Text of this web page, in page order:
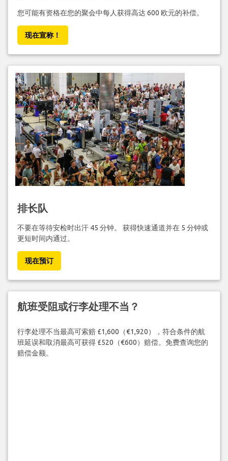
您可能有资格在您的聚会中每人获得高达 600 欧元的补偿。
现在宣称！
排长队
不要在等待安检时出汗 45 分钟。 获得快速通道并在 5 分钟或
更短时间内通过。
现在预订
航班受阻或行李处理不当？
行李处理不当最高可索赔 £1,600（€1,920），符合条件的航
班延误和取消最高可获得 £520（€600）赔偿。免费查询您的
赔偿金额。